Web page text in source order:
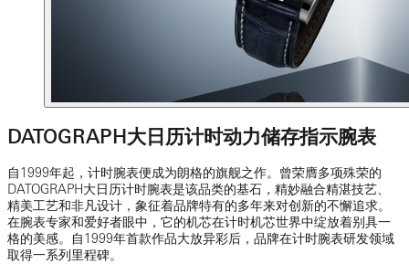
DATOGRAPH大日历计时动力储存指示腕表
自1999年起，计时腕表便成为朗格的旗舰之作。曾荣膺多项殊荣的
DATOGRAPH大日历计时腕表是该品类的基石，精妙融合精湛技艺、
精美工艺和非凡设计，象征着品牌特有的多年来对创新的不懈追求。
在腕表专家和爱好者眼中，它的机芯在计时机芯世界中绽放着别具一
格的美感。自1999年首款作品大放异彩后，品牌在计时腕表研发领域
取得一系列里程碑。